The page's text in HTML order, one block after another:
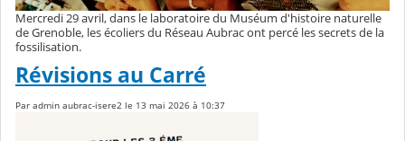
Mercredi 29 avril, dans le laboratoire du Muséum d'histoire naturelle
de Grenoble, les écoliers du Réseau Aubrac ont percé les secrets de la
fossilisation.
Révisions au Carré
Par admin aubrac-isere2 le 13 mai 2026 à 10:37